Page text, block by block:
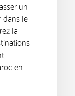
un
dans le
la
en